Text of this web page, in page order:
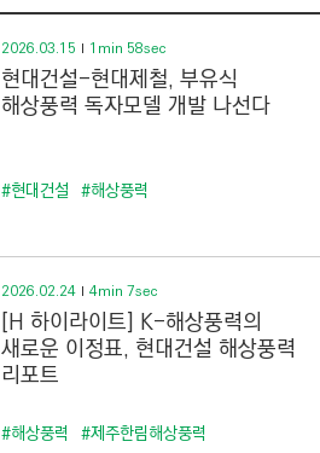
2026.03.15 1min 58sec
현대건설-현대제철, 부유식
해상풍력 독자모델 개발 나선다
#현대건설 #해상풍력
2026.02.24 4min 7sec
[H 하이라이트] K-해상풍력의
새로운 이정표, 현대건설 해상풍력
리포트
#해상풍력 #제주한림해상풍력